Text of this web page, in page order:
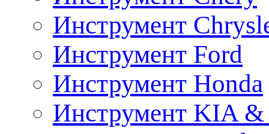
Инструмент
Инструмент Ford
Инструмент Honda
Инструмент KIA